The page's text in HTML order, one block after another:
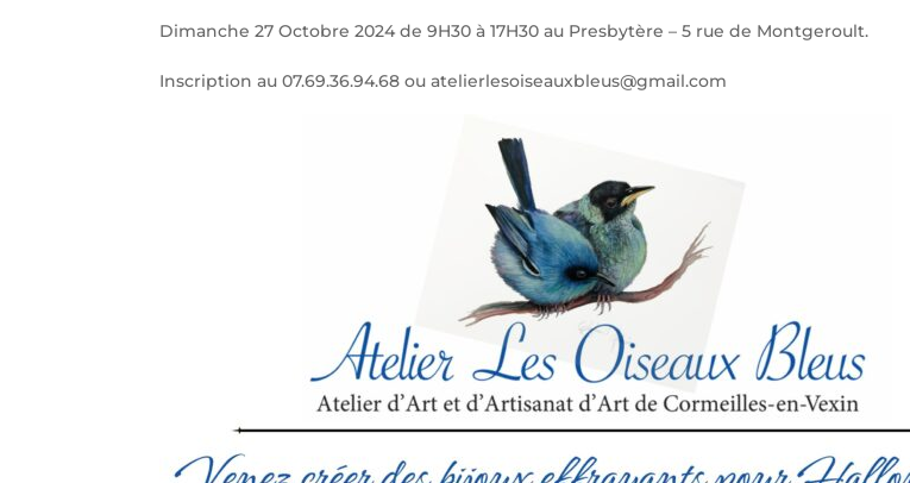
Dimanche 27 Octobre 2024 de 9H30 à 17H30 au Presbytère – 5 rue de Montgeroult.
Inscription au 07.69.36.94.68 ou atelierlesoiseauxbleus@gmail.com